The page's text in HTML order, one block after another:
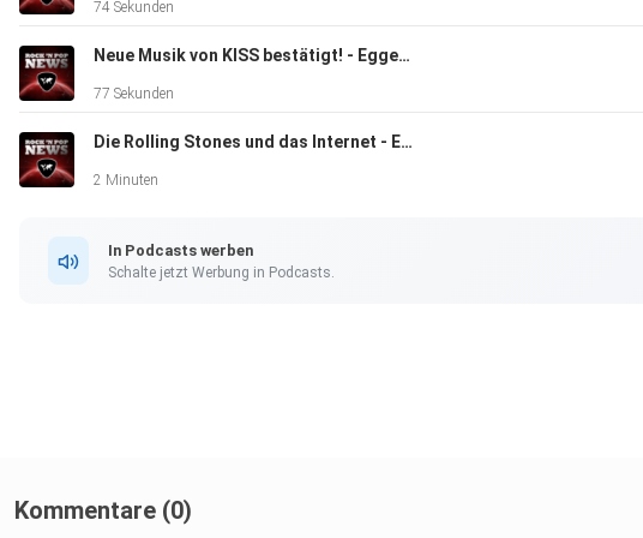
74 Sekunden
Neue Musik von KISS bestätigt! - Eggers und der Engelhardt
77 Sekunden
Die Rolling Stones und das Internet - Eggers und der Engelhardt
2 Minuten
In Podcasts werben
Schalte jetzt Werbung in Podcasts.
Kommentare (0)